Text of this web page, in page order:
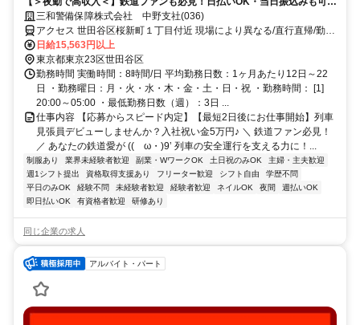
♪
三和警備保障株式会社 中野支社(036)
アクセス 世田谷区桜新町１丁目付近 現場により異なる/直行直帰/勤務
地相談可 ■電話面接■来社不要
日給15,563円以上
東京都東京23区世田谷区
勤務時間 実働時間：8時間/日 平均勤務日数：1ヶ月あたり12日～22
日 ・勤務曜日：月・火・水・木・金・土・日・祝 ・勤務時間： [1]
20:00～05:00 ・最低勤務日数（週）：3日 ...
仕事内容 【応募からスピード内定】【最短2日後にお仕事開始】列車
見張員デビューしませんか？入社祝い金5万円♪ ＼ 鉄道ファン必見！
／ あなたの鉄道愛が ((ゝω・)9’ 列車の安全運行を支える力に！...
制服あり 業界未経験者歓迎 副業・WワークOK 土日祝のみOK
主婦・主夫歓迎
週1シフト提出
資格取得支援あり フリーター歓迎 シフト自由
学歴不問
平日のみOK
経験不問 未経験者歓迎 経験者歓迎 ネイルOK 夜間
週払いOK
即日払いOK
有資格者歓迎 研修あり
同じ企業の求人
アルバイト・パート